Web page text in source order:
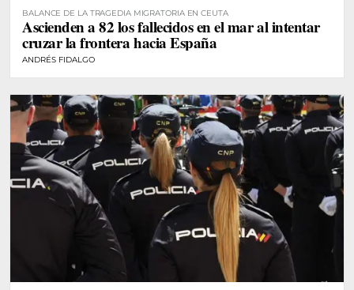
BALANCE DE LA TRAGEDIA MIGRATORIA EN CEUTA
Ascienden a 82 los fallecidos en el mar al intentar
cruzar la frontera hacia España
ANDRÉS FIDALGO